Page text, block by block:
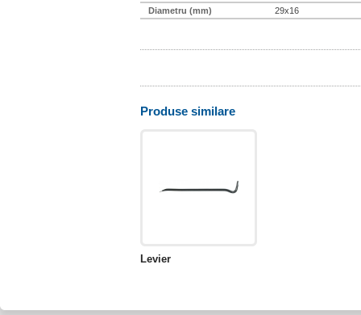
Diametru (mm)
29x16
Produse similare
Levier